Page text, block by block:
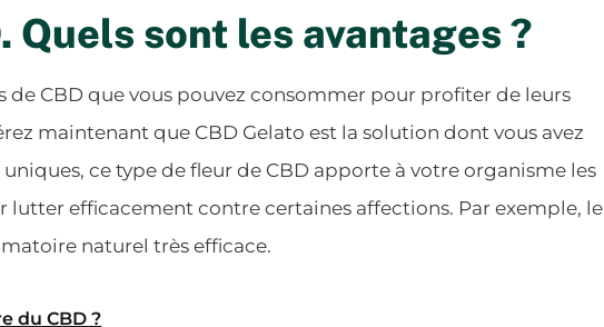
Quels sont les avantages ?
de CBD que vous pouvez consommer pour profiter de leurs
maintenant que CBD Gelato est la solution dont vous avez
uniques, ce type de fleur de CBD apporte à votre organisme les
lutter efficacement contre certaines affections. Par exemple, le
naturel très efficace.
du CBD ?